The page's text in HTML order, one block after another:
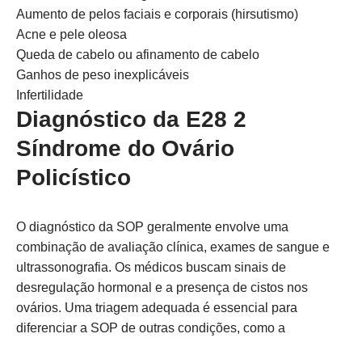
Aumento de pelos faciais e corporais (hirsutismo)
Acne e pele oleosa
Queda de cabelo ou afinamento de cabelo
Ganhos de peso inexplicáveis
Infertilidade
Diagnóstico da E28 2
Síndrome do Ovário
Policístico
O diagnóstico da SOP geralmente envolve uma
combinação de avaliação clínica, exames de sangue e
ultrassonografia. Os médicos buscam sinais de
desregulação hormonal e a presença de cistos nos
ovários. Uma triagem adequada é essencial para
diferenciar a SOP de outras condições, como a